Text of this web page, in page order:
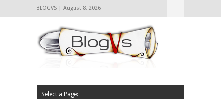
BLOGVS | August 8, 2026
Select a Page: